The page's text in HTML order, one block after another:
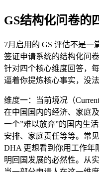
GS结构化问卷的
7月启用的 GS 评估不是一
签证申请系统的结构化问
针对四个核心维度回答，
逼着你提炼核心事实，没法
维度一：当前境况（
在中国国内的经济、家庭
一个”难以放弃”的国内生
安排、家庭责任等等。常
DHA 更想看到你用工作年
明回国发展的必然性。从